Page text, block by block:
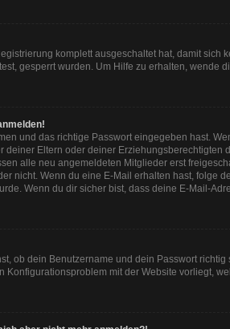
komplett ausgeschaltet hat, damit
gesperrt wurden. Um Hilfe zu erhalten, wende
und das richtige Passwort eingegeben hast.
deiner Eltern oder deiner
alle neu angemeldeten Mitglieder erst
nicht. Wenn du eine E-Mail erhalten hast,
Wenn du dir sicher bist, dass deine E-Mail-
ob dein Benutzername und dein Passwort
mit der Website vorliegt,